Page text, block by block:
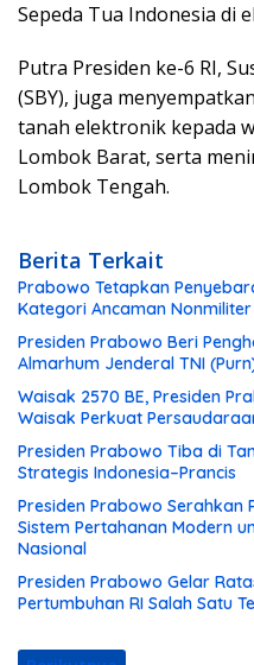
Sepeda Tua Indonesia di
Putra Presiden ke-6 RI,
(SBY), juga
tanah elektronik kepada
Lombok Barat, serta
Lombok Tengah.
Berita Terkait
Prabowo Tetapkan
Kategori Ancaman Nonmiliter
Presiden Prabowo Beri
Almarhum Jenderal TNI
Waisak 2570 BE, Presiden
Waisak Perkuat
Presiden Prabowo Tiba di
Strategis Indonesia–Prancis
Presiden Prabowo Serahkan
Sistem Pertahanan Modern
Nasional
Presiden Prabowo Gelar
Pertumbuhan RI Salah Satu